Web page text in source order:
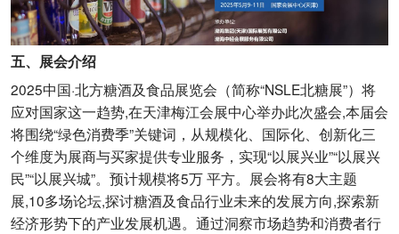
五、展会介绍
2025中国·北方糖酒及食品展览会（简称“NSLE北糖展”）将
应对国家这一趋势,在天津梅江会展中心举办此次盛会,本届会
将围绕“绿色消费季”关键词，从规模化、国际化、创新化三
个维度为展商与买家提供专业服务，实现“以展兴业”“以展兴
民”“以展兴城”。预计规模将5万 平方。展会将有8大主题
展,10多场论坛,探讨糖酒及食品行业未来的发展方向,探索新
经济形势下的产业发展机遇。通过洞察市场趋势和消费者行